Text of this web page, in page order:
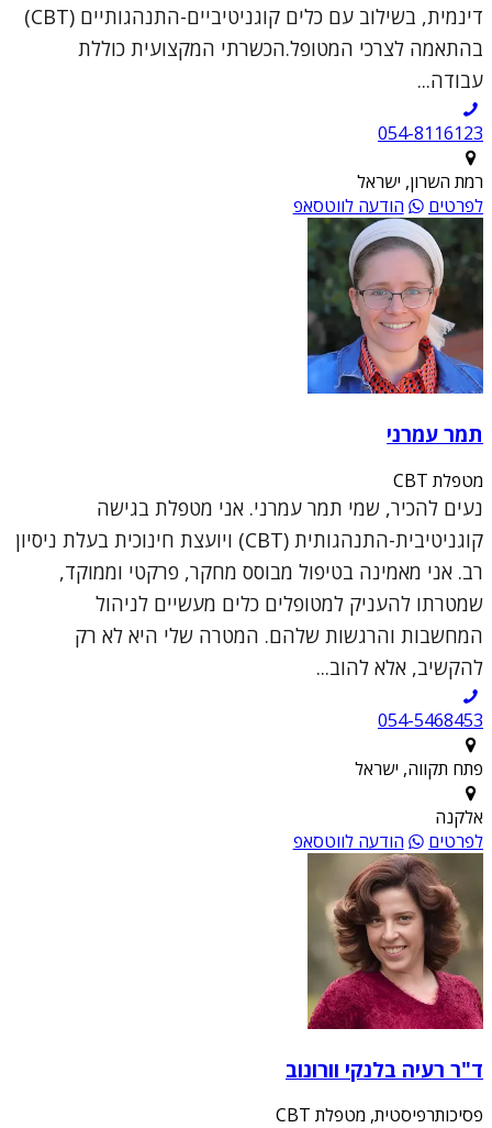
דינמית, בשילוב עם כלים קוגניטיביים-התנהגותיים (CBT)
בהתאמה לצרכי המטופל.הכשרתי המקצועית כוללת
עבודה...
054-8116123
רמת השרון, ישראל
לפרטים
הודעה לווטסאפ
תמר עמרני
מטפלת CBT
נעים להכיר, שמי תמר עמרני. אני מטפלת בגישה
קוגניטיבית-התנהגותית (CBT) ויועצת חינוכית בעלת ניסיון
רב. אני מאמינה בטיפול מבוסס מחקר, פרקטי וממוקד,
שמטרתו להעניק למטופלים כלים מעשיים לניהול
המחשבות והרגשות שלהם. המטרה שלי היא לא רק
להקשיב, אלא להוב...
054-5468453
פתח תקווה, ישראל
אלקנה
לפרטים
הודעה לווטסאפ
ד"ר רעיה בלנקי וורונוב
פסיכותרפיסטית, מטפלת CBT